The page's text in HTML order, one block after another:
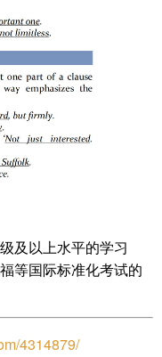
及以上水平的学习
等国际标准化考试的
4314879/